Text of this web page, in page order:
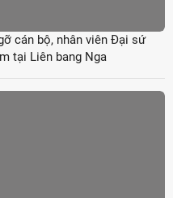
cán bộ, nhân viên Đại sứ
tại Liên bang Nga